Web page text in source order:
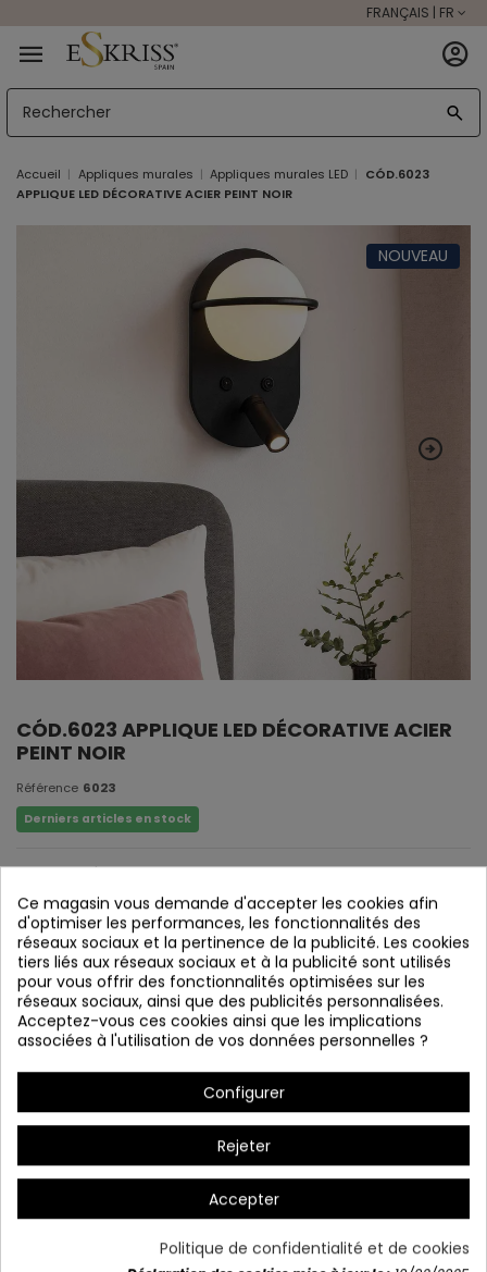
FRANÇAIS | FR
Accueil Appliques murales Appliques murales LED
CÓD.6023
APPLIQUE LED DÉCORATIVE ACIER PEINT NOIR
NOUVEAU
CÓD.6023 APPLIQUE LED DÉCORATIVE ACIER
PEINT NOIR
Référence 6023
Derniers articles en stock
Appliquer l'acier peint noir LED
Détails du produit
Ce magasin vous demande d'accepter les cookies afin
d'optimiser les performances, les fonctionnalités des
réseaux sociaux et la pertinence de la publicité. Les cookies
tiers liés aux réseaux sociaux et à la publicité sont utilisés
pour vous offrir des fonctionnalités optimisées sur les
réseaux sociaux, ainsi que des publicités personnalisées.
Acceptez-vous ces cookies ainsi que les implications
associées à l'utilisation de vos données personnelles ?
Configurer
Rejeter
Accepter
Politique de confidentialité et de cookies